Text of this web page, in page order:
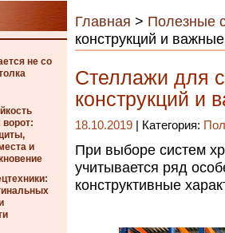
не со
и
Главная > Полезные
конструкций и
Стеллажи для
конструкций и
18.10.2019 | Категория:
При выборе систем
учитывается ряд
конструктивные